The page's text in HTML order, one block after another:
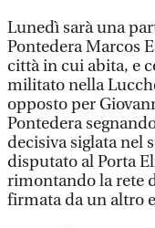
Lunedì sarà una
Pontedera Marcos
città in cui abita, e
militato nella
opposto per
Pontedera
decisiva siglata nel
disputato al Porta
rimontando la rete
firmata da un altro